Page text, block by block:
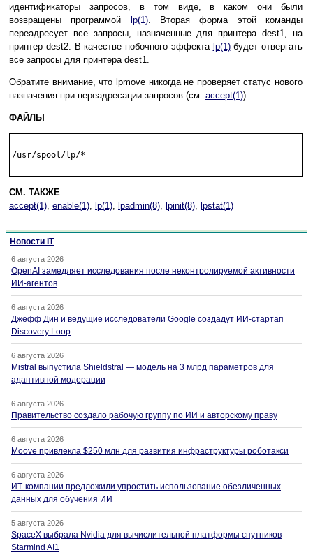
идентификаторы запросов, в том виде, в каком они были
возвращены программой
lp(1). Вторая форма этой команды
переадресует все запросы, назначенные для принтера dest1, на
принтер dest2. В качестве побочного эффекта lp(1)будет отвергать
все запросы для принтера dest1.
Обратите внимание, что lpmove никогда не проверяет статус нового
назначения при переадресации запросов (см. accept(1)).
ФАЙЛЫ
/usr/spool/lp/*
СМ. ТАКЖЕ
accept(1), enable(1), lp(1), lpadmin(8), lpinit(8), lpstat(1)
Новости IT
6 августа 2026
OpenAI замедляет исследования после неконтролируемой активности
ИИ-агентов
6 августа 2026
Джефф Дин и ведущие исследователи Google создадут ИИ-стартап
Discovery Loop
6 августа 2026
Mistral выпустила Shieldstral — модель на 3 млрд параметров для
адаптивной модерации
6 августа 2026
Правительство создало рабочую группу по ИИ и авторскому праву
6 августа 2026
Moove привлекла $250 млн для развития инфраструктуры роботакси
6 августа 2026
ИТ-компании предложили упростить использование обезличенных
данных для обучения ИИ
5 августа 2026
SpaceX выбрала Nvidia для вычислительной платформы спутников
Starmind AI1